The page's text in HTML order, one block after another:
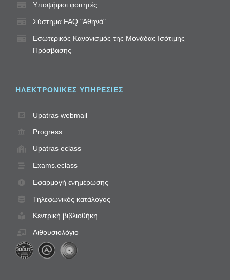
Υποψήφιοι φοιτητές
Σύστημα FAQ "Αθηνά"
Εσωτερικός Κανονισμός της Μονάδας Ισότιμης
Πρόσβασης
ΗΛΕΚΤΡΟΝΙΚΈΣ ΥΠΗΡΕΣΊΕΣ
Upatras webmail
Progress
Upatras eclass
Exams.eclass
Εφαρμογή ενημέρωσης
Τηλεφωνικός κατάλογος
Κεντρική βιβλιοθήκη
Αιθουσιολόγιο